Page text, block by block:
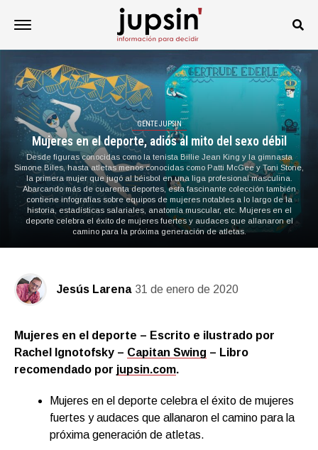
GENTE JUPSIN
Mujeres en el deporte, adiós al mito del sexo débil
Desde figuras conocidas como la tenista Billie Jean King y la gimnasta
Simone Biles, hasta atletas menos conocidas como Patti McGee y Toni Stone,
la primera mujer que jugó al béisbol en una liga profesional masculina.
Abarcando más de cuarenta deportes, esta fascinante colección también
contiene infografías sobre equipos de mujeres notables a lo largo de la
historia, estadísticas salariales, anatomía muscular, etc. Mujeres en el
deporte celebra el éxito de mujeres fuertes y audaces que allanaron el
camino para la próxima generación de atletas.
Jesús Larena 31 de enero de 2020
Mujeres en el deporte – Escrito e ilustrado por
Rachel Ignotofsky – Capitan Swing – Libro
recomendado por jupsin.com.
Mujeres en el deporte celebra el éxito de mujeres
fuertes y audaces que allanaron el camino para la
próxima generación de atletas.